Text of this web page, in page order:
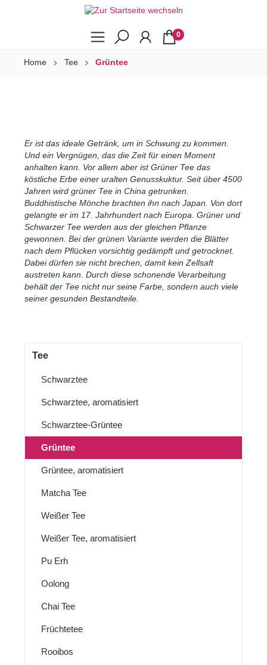
0
Home Tee Grüntee
Er ist das ideale Getränk, um in Schwung zu kommen.
Und ein Vergnügen, das die Zeit für einen Moment
anhalten kann. Vor allem aber ist Grüner Tee das
köstliche Erbe einer uralten Genusskuktur. Seit über 4500
Jahren wird grüner Tee in China getrunken.
Buddhistische Mönche brachten ihn nach Japan. Von dort
gelangte er im 17. Jahrhundert nach Europa. Grüner und
Schwarzer Tee werden aus der gleichen Pflanze
gewonnen. Bei der grünen Variante werden die Blätter
nach dem Pflücken vorsichtig gedämpft und getrocknet.
Dabei dürfen sie nicht brechen, damit kein Zellsaft
austreten kann. Durch diese schonende Verarbeitung
behält der Tee nicht nur seine Farbe, sondern auch viele
seiner gesunden Bestandteile.
Tee
Schwarztee
Schwarztee, aromatisiert
Schwarztee-Grüntee
Grüntee
Grüntee, aromatisiert
Matcha Tee
Weißer Tee
Weißer Tee, aromatisiert
Pu Erh
Oolong
Chai Tee
Früchtetee
Rooibos